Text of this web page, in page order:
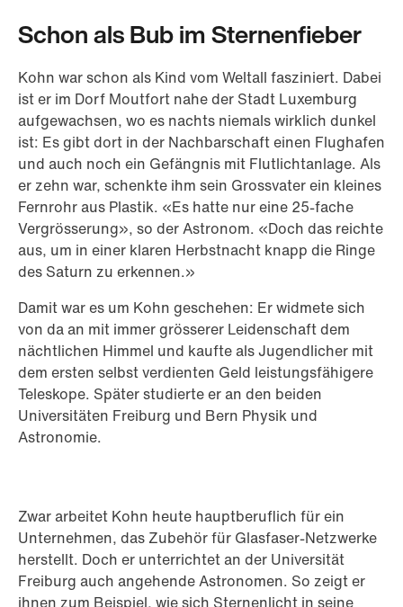
Schon als Bub im Sternenfieber
Kohn war schon als Kind vom Weltall fasziniert. Dabei
ist er im Dorf Moutfort nahe der Stadt Luxemburg
aufgewachsen, wo es nachts niemals wirklich dunkel
ist: Es gibt dort in der Nachbarschaft einen Flughafen
und auch noch ein Gefängnis mit Flutlichtanlage. Als
er zehn war, schenkte ihm sein Grossvater ein kleines
Fernrohr aus Plastik. «Es hatte nur eine 25-fache
Vergrösserung», so der Astronom. «Doch das reichte
aus, um in einer klaren Herbstnacht knapp die Ringe
des Saturn zu erkennen.»
Damit war es um Kohn geschehen: Er widmete sich
von da an mit immer grösserer Leidenschaft dem
nächtlichen Himmel und kaufte als Jugendlicher mit
dem ersten selbst verdienten Geld leistungsfähigere
Teleskope. Später studierte er an den beiden
Universitäten Freiburg und Bern Physik und
Astronomie.
Zwar arbeitet Kohn heute hauptberuflich für ein
Unternehmen, das Zubehör für Glasfaser-Netzwerke
herstellt. Doch er unterrichtet an der Universität
Freiburg auch angehende Astronomen. So zeigt er
ihnen zum Beispiel, wie sich Sternenlicht in seine